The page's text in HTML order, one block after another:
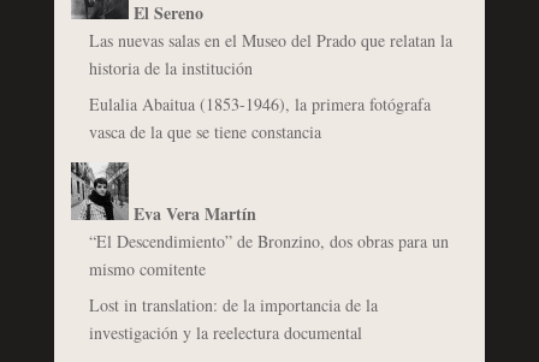
El Sereno
Las nuevas salas en el Museo del Prado que relatan la
historia de la institución
Eulalia Abaitua (1853-1946), la primera fotógrafa
vasca de la que se tiene constancia
Eva Vera Martín
“El Descendimiento” de Bronzino, dos obras para un
mismo comitente
Lost in translation: de la importancia de la
investigación y la reelectura documental